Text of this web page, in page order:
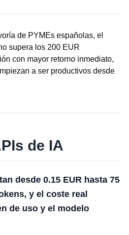
de PYMEs españolas, el
supera los 200 EUR
con mayor retorno inmediato,
a ser productivos desde
de IA
desde 0.15 EUR hasta 75
y el coste real
de uso y el modelo